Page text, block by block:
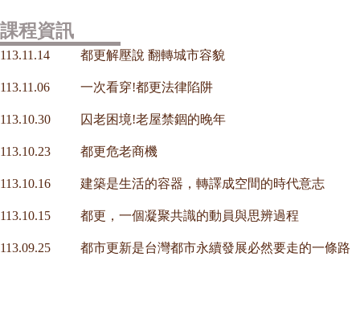
課程資訊
113.11.14
113.11.06
113.10.30
113.10.23
113.10.16
113.10.15
113.09.25
都更解壓說 翻轉城市容貌
一次看穿!都更法律陷阱
囚老困境!老屋禁錮的晚年
都更危老商機
建築是生活的容器，轉譯成空間的時代意志
都更，一個凝聚共識的動員與思辨過程
都市更新是台灣都市永續發展必然要走的一條路